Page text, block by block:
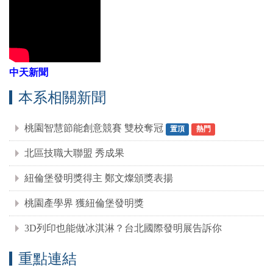
中天新聞
本系相關新聞
桃園智慧節能創意競賽 雙校奪冠 置頂 熱門
北區技職大聯盟 秀成果
紐倫堡發明獎得主 鄭文燦頒獎表揚
桃園產學界 獲紐倫堡發明獎
3D列印也能做冰淇淋？台北國際發明展告訴你
重點連結